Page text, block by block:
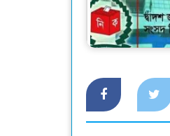
ফাঁকা মাঠে
সুযোগ নেই,
ফিরবে আপিলে